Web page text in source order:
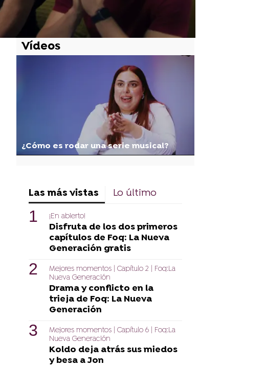
Vídeos
¿Cómo es rodar una serie musical?
Las más vistas Lo último
¡En abierto!
Disfruta de los dos primeros
capítulos de Foq: La Nueva
Generación gratis
Mejores momentos | Capítulo 2 | Foq:La
Nueva Generación
Drama y conflicto en la
trieja de Foq: La Nueva
Generación
Mejores momentos | Capítulo 6 | Foq:La
Nueva Generación
Koldo deja atrás sus miedos
y besa a Jon